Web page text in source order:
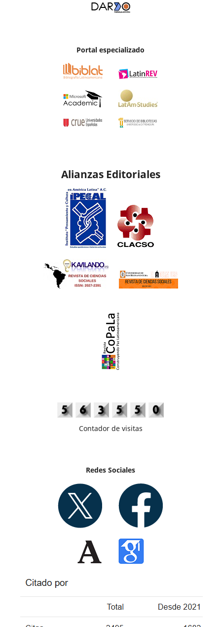
Portal especializado
Alianzas Editoriales
Contador de visitas
Redes Sociales